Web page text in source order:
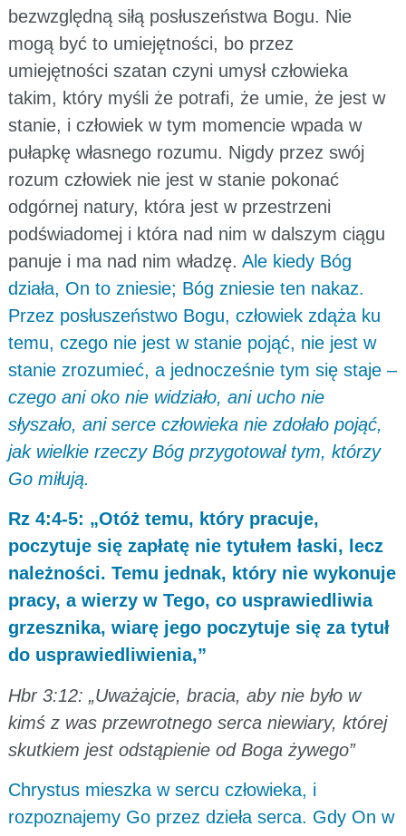
bezwzględną siłą posłuszeństwa Bogu. Nie
mogą być to umiejętności, bo przez
umiejętności szatan czyni umysł człowieka
takim, który myśli że potrafi, że umie, że jest w
stanie, i człowiek w tym momencie wpada w
pułapkę własnego rozumu. Nigdy przez swój
rozum człowiek nie jest w stanie pokonać
odgórnej natury, która jest w przestrzeni
podświadomej i która nad nim w dalszym ciągu
panuje i ma nad nim władzę. Ale kiedy Bóg
działa, On to zniesie; Bóg zniesie ten nakaz.
Przez posłuszeństwo Bogu, człowiek zdąża ku
temu, czego nie jest w stanie pojąć, nie jest w
stanie zrozumieć, a jednocześnie tym się staje –
czego ani oko nie widziało, ani ucho nie
słyszało, ani serce człowieka nie zdołało pojąć,
jak wielkie rzeczy Bóg przygotował tym, którzy
Go miłują.
Rz 4:4-5: „Otóż temu, który pracuje,
poczytuje się zapłatę nie tytułem łaski, lecz
należności. Temu jednak, który nie wykonuje
pracy, a wierzy w Tego, co usprawiedliwia
grzesznika, wiarę jego poczytuje się za tytuł
do usprawiedliwienia,”
Hbr 3:12: „Uważajcie, bracia, aby nie było w
kimś z was przewrotnego serca niewiary, której
skutkiem jest odstąpienie od Boga żywego”
Chrystus mieszka w sercu człowieka, i
rozpoznajemy Go przez dzieła serca. Gdy On w